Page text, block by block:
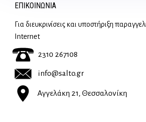
ΕΠΙΚΟΙΝΩΝΊΑ
Για διευκρινίσεις και υποστήριξη
Internet
2310 267108
info@salto.gr
Αγγελάκη 21, Θεσσαλονίκη